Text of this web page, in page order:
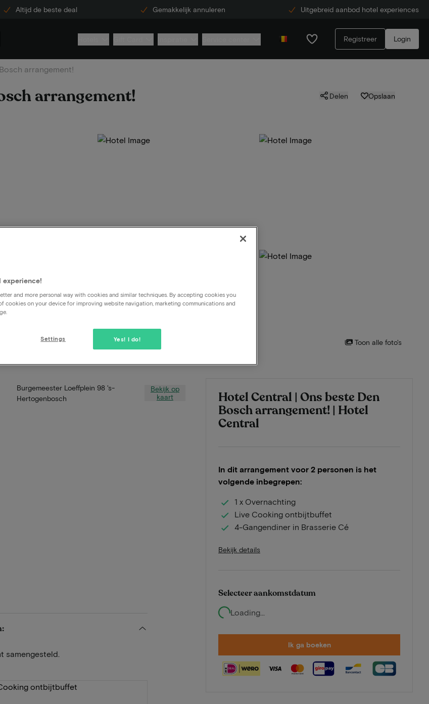
Altijd de beste deal Gemakkelijk annuleren Uitgebreid aanbod hotel experiences
Registreer Login
arrangement!
arrangement! Delen Opslaan
Toon alle foto's
Hotel Central | Ons beste Den
Bosch arrangement! | Hotel
Central
In dit arrangement voor 2 personen is het
volgende inbegrepen:
1 x Overnachting
Live Cooking ontbijtbuffet
4-Gangendiner in Brasserie Cé
Bekijk details
Selecteer aankomstdatum
Loading...
Ik ga boeken
Burgemeester Loeffplein 98 's-
Hertogenbosch
Bekijk op
kaart
samengesteld.
experience!
and more personal way with cookies and similar techniques. By accepting cookies you
cookies on your device for improving website navigation, marketing communications and
Yes! I do!
Settings